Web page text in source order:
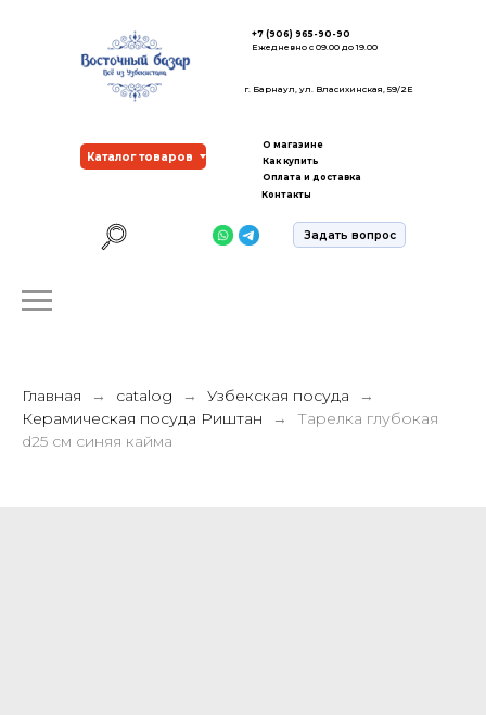
+7 (906) 965-90-90
Ежедневно с 09.00 до 19.00
г. Барнаул, ул. Власихинская, 59/2Е
Каталог товаров
Задать вопрос
О магазине
Как купить
Оплата и доставка
Контакты
Главная catalog
Узбекская посуда
Керамическая посуда Риштан
Тарелка глубокая
d25 см синяя кайма